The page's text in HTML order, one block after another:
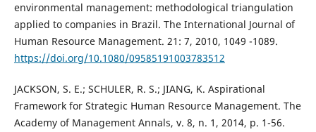
environmental management: methodological triangulation
applied to companies in Brazil. The International Journal of
Human Resource Management. 21: 7, 2010, 1049 -1089.
https://doi.org/10.1080/09585191003783512
JACKSON, S. E.; SCHULER, R. S.; JIANG, K. Aspirational
Framework for Strategic Human Resource Management. The
Academy of Management Annals, v. 8, n. 1, 2014, p. 1-56.